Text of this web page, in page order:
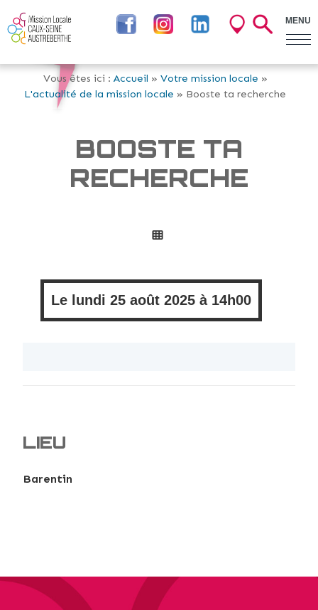
MENU
Vous êtes ici : Accueil » Votre mission locale »
L'actualité de la mission locale » Booste ta recherche
BOOSTE TA
RECHERCHE
Le lundi 25 août 2025 à 14h00
LIEU
Barentin